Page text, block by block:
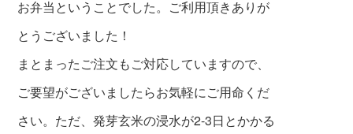
お弁当ということでした。ご利用頂きありが
とうございました！
まとまったご注文もご対応していますので、
ご要望がございましたらお気軽にご用命くだ
さい。ただ、発芽玄米の浸水が2-3日とかかる